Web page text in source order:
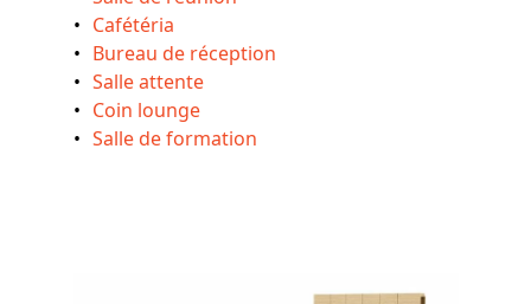
Cafétéria
Bureau de réception
Salle attente
Coin lounge
Salle de formation